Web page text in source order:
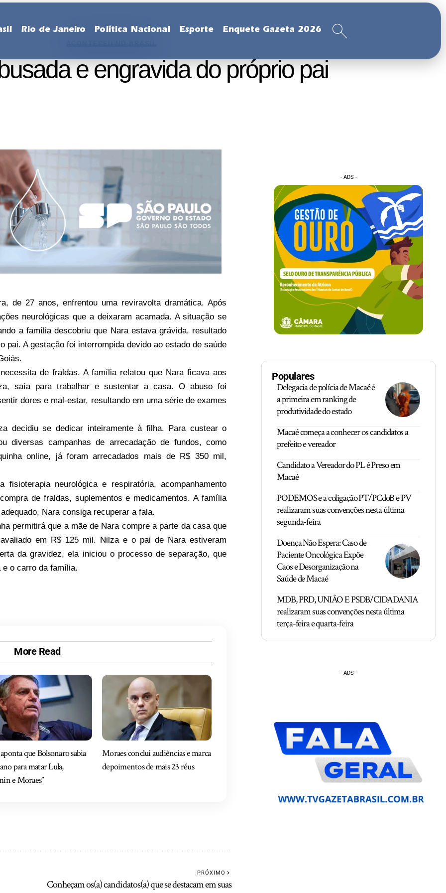
Rio de Janeiro Política Nacional Esporte Enquete Gazeta 2026
e engravida do próprio pai
de 27 anos, enfrentou uma reviravolta dramática. Após
neurológicas que a deixaram acamada. A situação se
a família descobriu que Nara estava grávida, resultado
pai. A gestação foi interrompida devido ao estado de saúde
de fraldas. A família relatou que Nara ficava aos
saía para trabalhar e sustentar a casa. O abuso foi
dores e mal-estar, resultando em uma série de exames
decidiu se dedicar inteiramente à filha. Para custear o
diversas campanhas de arrecadação de fundos, como
online, já foram arrecadados mais de R$ 350 mil,
fisioterapia neurológica e respiratória, acompanhamento
de fraldas, suplementos e medicamentos. A família
Nara consiga recuperar a fala.
permitirá que a mãe de Nara compre a parte da casa que
em R$ 125 mil. Nilza e o pai de Nara estiveram
da gravidez, ela iniciou o processo de separação, que
e o carro da família.
More Read
que Bolsonaro sabia
para matar Lula,
e Moraes”
Moraes conclui audiências e marca
depoimentos de mais 23 réus
PRÓXIMO
Conheçam os(a) candidatos(a) que se destacam em suas
- ADS -
Populares
Delegacia de polícia de Macaé é
a primeira em ranking de
produtividade do estado
Macaé começa a conhecer os candidatos a
prefeito e vereador
Candidato a Vereador do PL é Preso em
Macaé
PODEMOS e a coligação PT/PCdoB e PV
realizaram suas convenções nesta última
segunda-feira
Doença Não Espera: Caso de
Paciente Oncológica Expõe
Caos e Desorganização na
Saúde de Macaé
MDB, PRD, UNIÃO E PSDB/CIDADANIA
realizaram suas convenções nesta última
terça-feira e quarta-feira
- ADS -